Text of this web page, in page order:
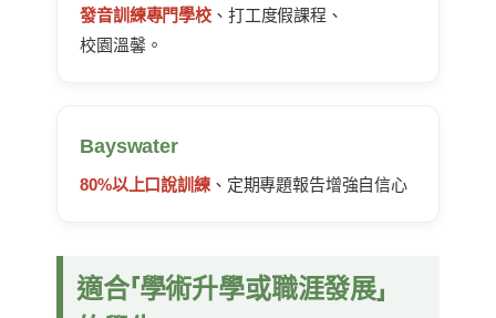
發音訓練專門學校 、打工度假課程、
校園溫馨。
Bayswater
80%以上口說訓練、定期專題報告增強自信心
適合「學術升學或職涯發展」